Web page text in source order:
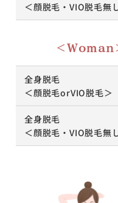
＜顔脱毛・VIO脱毛無
＜Woman
全身脱毛
＜顔脱毛orVIO脱毛＞
全身脱毛
＜顔脱毛・VIO脱毛無